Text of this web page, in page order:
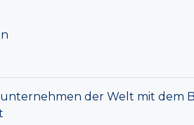
der Welt mit dem